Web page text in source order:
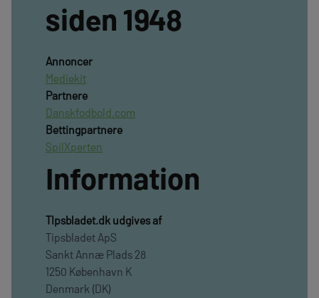
siden 1948
Annoncer
Mediekit
Partnere
Danskfodbold.com
Bettingpartnere
SpilXperten
Information
TIpsbladet.dk udgives af
Tipsbladet ApS
Sankt Annæ Plads 28
1250 København K
Denmark (DK)